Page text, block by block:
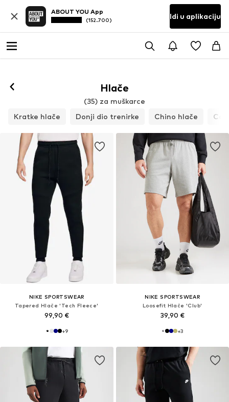
ABOUT YOU App
(152.700) Idi u aplikaciju
Hlače
(35) za muškarce
Kratke hlače
Donji dio trenirke Chino hlače
NIKE SPORTSWEAR
Tapered Hlače 'Tech Fleece'
99,90 €
+9
NIKE SPORTSWEAR
Loosefit Hlače 'Club'
39,90 €
+3